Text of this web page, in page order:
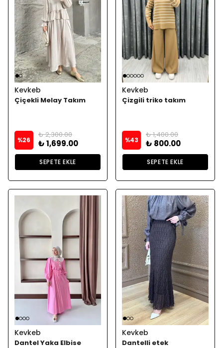
Kevkeb
Çiçekli Melay Takım
%26
₺ 2,300.00
₺ 1,699.00
SEPETE EKLE
Kevkeb
Çizgili triko takım
%43
₺ 1,400.00
₺ 800.00
SEPETE EKLE
Kevkeb
Dantel Yaka Elbise
Kevkeb
Dantelli etek